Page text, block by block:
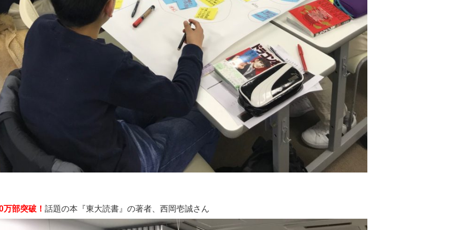
万部突破！ 話題の本『東大読書』の著者、西岡壱誠さん